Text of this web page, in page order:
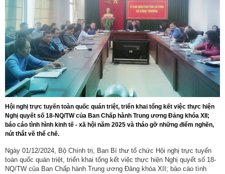
Hội nghị trực tuyến toàn quốc quán triệt, triển khai tổng kết việc thực hiện
Nghị quyết số 18-NQ/TW của Ban Chấp hành Trung ương Đảng khóa XII;
báo cáo tình hình kinh tế - xã hội năm 2025 và tháo gỡ những điểm nghẽn,
nút thắt về thể chế.
Ngày 01/12/2024, Bộ Chính trị, Ban Bí thư tổ chức Hội nghị trực tuyến
toàn quốc quán triệt, triển khai tổng kết việc thực hiện Nghị quyết số 18-
NQ/TW của Ban Chấp hành Trung ương Đảng khóa XII; báo cáo tình